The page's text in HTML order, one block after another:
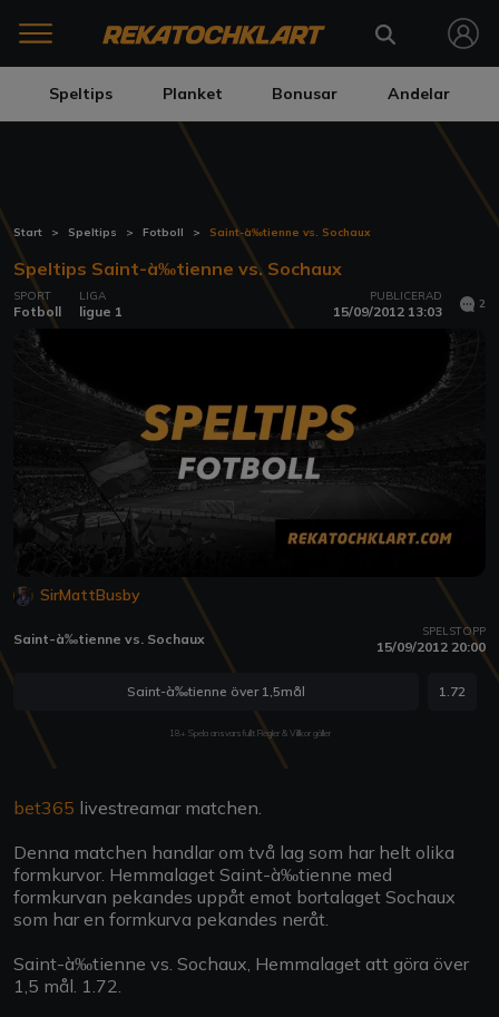
Speltips Planket Bonusar Andelar
Start Speltips Fotboll Saint-à‰tienne vs. Sochaux
Speltips Saint-à‰tienne vs. Sochaux
SPORT
Fotboll
LIGA
ligue 1
PUBLICERAD
15/09/2012 13:03 2
SirMattBusby
Saint-à‰tienne vs. Sochaux SPELSTOPP
15/09/2012 20:00
Saint-à‰tienne över 1,5mål 1.72
18+ Spela ansvarsfullt Regler & Villkor gäller
bet365 livestreamar matchen.
Denna matchen handlar om två lag som har helt olika
formkurvor. Hemmalaget Saint-à‰tienne med
formkurvan pekandes uppåt emot bortalaget Sochaux
som har en formkurva pekandes neråt.
Saint-à‰tienne vs. Sochaux, Hemmalaget att göra över
1,5 mål. 1.72.